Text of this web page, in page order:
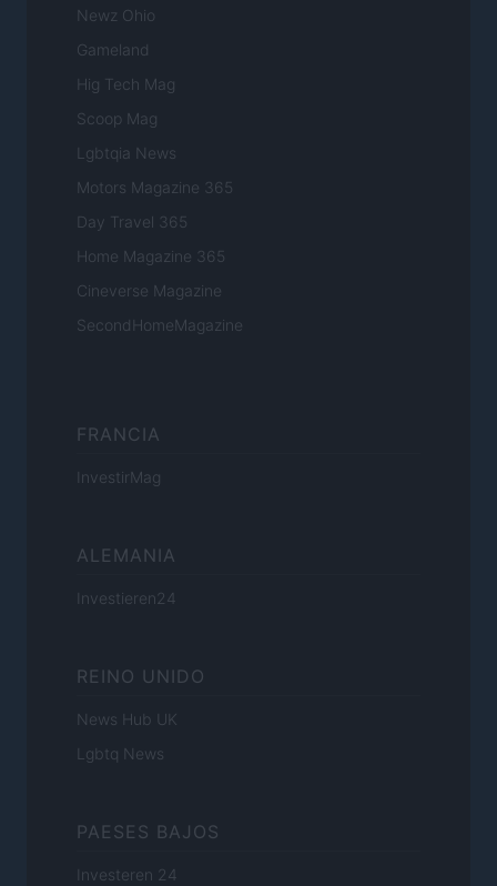
Newz Ohio
Gameland
Hig Tech Mag
Scoop Mag
Lgbtqia News
Motors Magazine 365
Day Travel 365
Home Magazine 365
Cineverse Magazine
SecondHomeMagazine
FRANCIA
InvestirMag
ALEMANIA
Investieren24
REINO UNIDO
News Hub UK
Lgbtq News
PAESES BAJOS
Investeren 24